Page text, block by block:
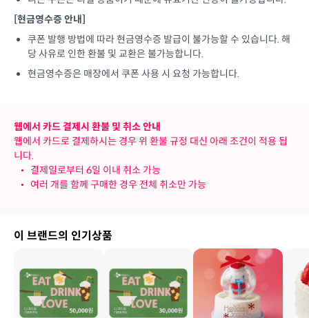
[현금영수증 안내]
쿠폰 발행 방법에 따라 현금영수증 발급이 불가능할 수 있습니다. 해
당 사유로 인한 환불 및 교환은 불가능합니다.
현금영수증은 매장에서 쿠폰 사용 시 요청 가능합니다.
웹에서 카드 결제시 환불 및 취소 안내
웹에서 카드로 결제하시는 경우 위 환불 규정 대신 아래 조건이 적용 됩
니다.
•
결제일로부터 6일 이내 취소 가능
•
여러 개를 함께 구매한 경우 전체 취소만 가능
이 브랜드의 인기상품